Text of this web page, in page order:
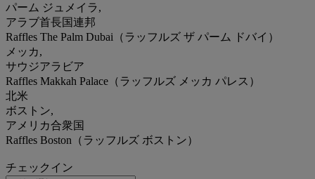
パーム ジュメイラ,
アラブ首長国連邦
Raffles The Palm Dubai（ラッフルズ ザ パーム ドバイ）
メッカ,
サウジアラビア
Raffles Makkah Palace（ラッフルズ メッカ パレス）
北米
ボストン,
アメリカ合衆国
Raffles Boston（ラッフルズ ボストン）
チェックイン